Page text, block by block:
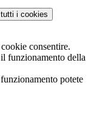
i cookies
consentire.
funzionamento della
potete